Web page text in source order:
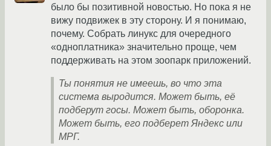
было бы позитивной новостью. Но пока я не
вижу подвижек в эту сторону. И я понимаю,
почему. Собрать линукс для очередного
«одноплатника» значительно проще, чем
поддерживать на этом зоопарк приложений.
Ты понятия не имеешь, во что эта
система выродится. Может быть, её
подберут госы. Может быть, оборонка.
Может быть, его подберет Яндекс или
МРГ.